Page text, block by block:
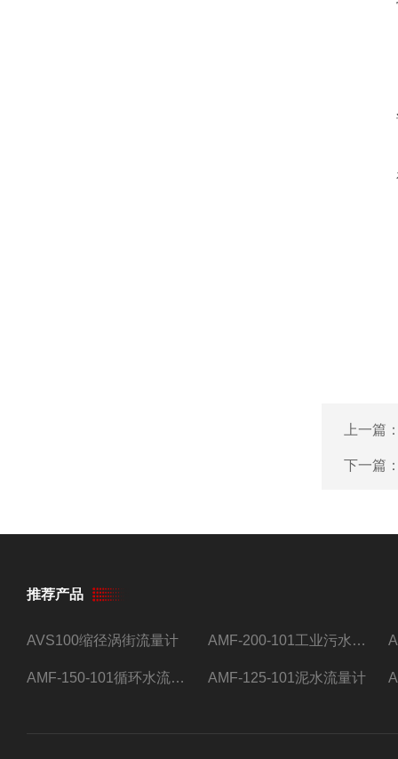
上一篇
下一篇
推荐产品
AVS100缩径涡街流量计 AMF-200-101工业污水流量计
AMF-150-101循环水流量计,电磁流量计 AMF-125-101泥水流量计